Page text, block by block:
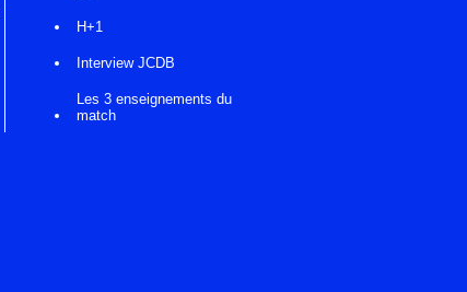
H+1
Interview JCDB
Les 3 enseignements du
match